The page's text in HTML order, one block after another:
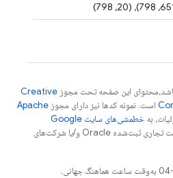
این صفحه تحت مجوز Creative
است. نمونه کدها نیز دارای مجوز Apache
به
خطمشی‌های سایت Google
مراجعه کنید. جاوا علامت تجاری ثبت‌شده Oracle و/یا شرکت‌های